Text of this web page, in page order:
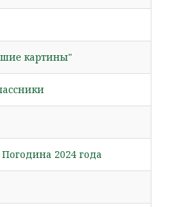
картины"
2024 года